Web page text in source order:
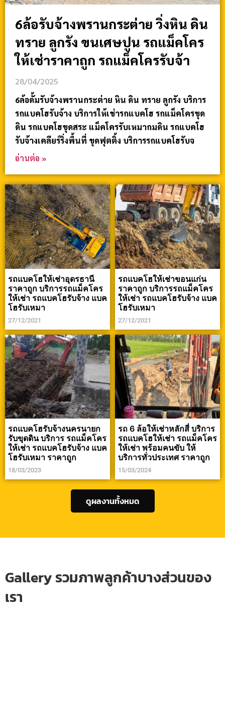
6ล้อรับจ้างพรานกระต่าย วิ่งหิน ดิน
ทราย ลูกรัง ขนเศษปูน รถแม็คโคร
ให้เช่าราคาถูก รถแม็คโครรับจ้า
28/04/2025
6ล้อดั้มรับจ้างพรานกระต่าย หิน ดิน ทราย ลูกรัง บริการ
รถแบคโฮรับจ้าง บริการให้เช่ารถแบคโฮ รถแม็คโครขุด
ดิน รถแบคโฮขุดสระ แม็คโครรับเหมาถมดิน รถแบคโฮ
รับจ้างเคลียร์ริ่งพื้นที่ ขุดฟุตติ้ง บริการรถแบคโฮรับจ
อ่านต่อ »
รถแบคโฮให้เช่าอุดรธานี
ราคาถูก บริการรถแม็คโคร
ให้เช่า รถแบคโฮรับจ้าง แบค
โฮรับเหมา
27/12/2021
รถแบคโฮให้เช่าขอนแก่น
ราคาถูก บริการรถแม็คโคร
ให้เช่า รถแบคโฮรับจ้าง แบค
โฮรับเหมา
27/12/2021
รถแบคโฮรับจ้างนครนายก
รับขุดดิน บริการ รถแม็คโคร
ให้เช่า รถแบคโฮรับจ้าง แบค
โฮรับเหมา ราคาถูก
18/03/2023
รถ 6 ล้อให้เช่าหลักสี่ บริการ
รถแบคโฮให้เช่า รถแม็คโคร
ให้เช่า พร้อมคนขับ ให้
บริการทั่วประเทศ ราคาถูก
15/03/2024
ดูผลงานทั้งหมด
Gallery รวมภาพลูกค้าบางส่วนของ
เรา